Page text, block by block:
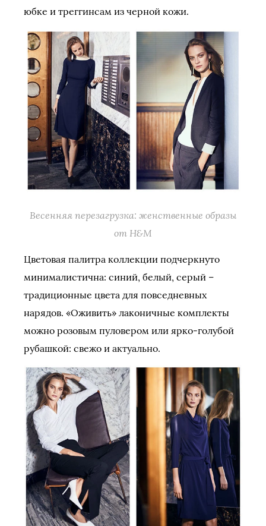
юбке и треггинсам из черной кожи.
Весенняя перезагрузка: женственные образы
от H&M
Цветовая палитра коллекции подчеркнуто
минималистична: синий, белый, серый –
традиционные цвета для повседневных
нарядов. «Оживить» лаконичные комплекты
можно розовым пуловером или ярко-голубой
рубашкой: свежо и актуально.